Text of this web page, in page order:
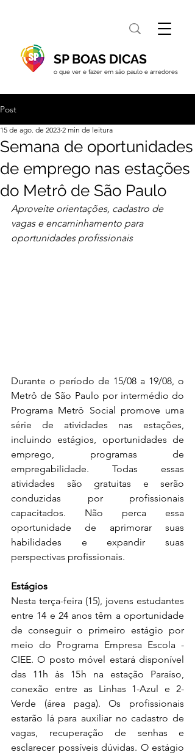
SP BOAS DICAS
o que ver e fazer em são paulo e arredores
Post
Semana de oportunidades
de emprego nas estações
do Metrô de São Paulo
15 de ago. de 2023 2 min de leitura
Aproveite orientações, cadastro de
vagas e encaminhamento para
oportunidades profissionais
Durante o período de 15/08 a 19/08, o
Metrô de São Paulo por intermédio do
Programa Metrô Social promove uma
série de atividades nas estações,
incluindo estágios, oportunidades de
emprego, programas de
empregabilidade. Todas essas
atividades são gratuitas e serão
conduzidas por profissionais
capacitados. Não perca essa
oportunidade de aprimorar suas
habilidades e expandir suas
perspectivas profissionais.
Estágios
Nesta terça-feira (15), jovens estudantes
entre 14 e 24 anos têm a oportunidade
de conseguir o primeiro estágio por
meio do Programa Empresa Escola -
CIEE. O posto móvel estará disponível
das 11h às 15h na estação Paraíso,
conexão entre as Linhas 1-Azul e 2-
Verde (área paga). Os profissionais
estarão lá para auxiliar no cadastro de
vagas, recuperação de senhas e
esclarecer possíveis dúvidas. O estágio